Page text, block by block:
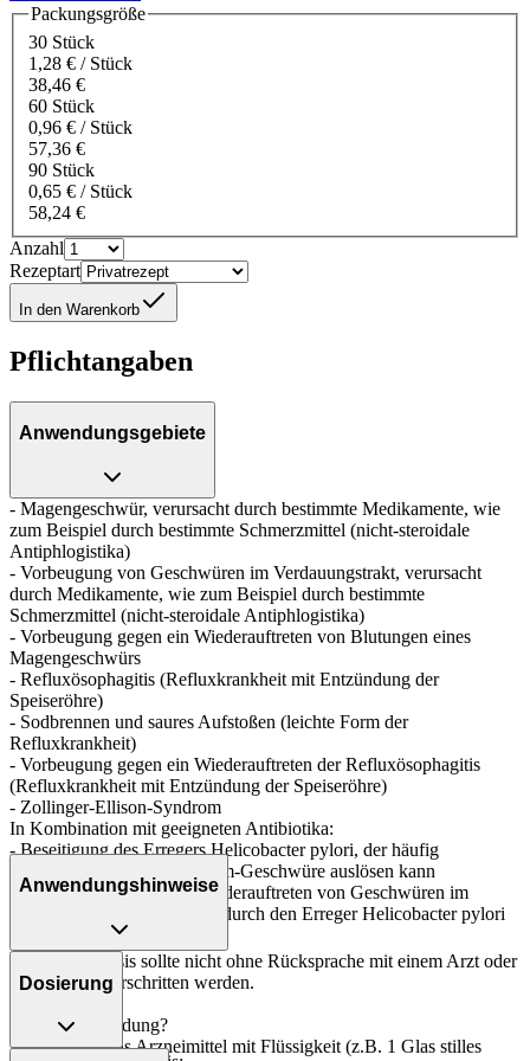
Packungsgröße
30 Stück
1,28 € / Stück
38,46 €
60 Stück
0,96 € / Stück
57,36 €
90 Stück
0,65 € / Stück
58,24 €
Anzahl
Rezeptart
In den Warenkorb
Pflichtangaben
Anwendungsgebiete
- Magengeschwür, verursacht durch bestimmte Medikamente, wie
zum Beispiel durch bestimmte Schmerzmittel (nicht-steroidale
Antiphlogistika)
- Vorbeugung von Geschwüren im Verdauungstrakt, verursacht
durch Medikamente, wie zum Beispiel durch bestimmte
Schmerzmittel (nicht-steroidale Antiphlogistika)
- Vorbeugung gegen ein Wiederauftreten von Blutungen eines
Magengeschwürs
- Refluxösophagitis (Refluxkrankheit mit Entzündung der
Speiseröhre)
- Sodbrennen und saures Aufstoßen (leichte Form der
Refluxkrankheit)
- Vorbeugung gegen ein Wiederauftreten der Refluxösophagitis
(Refluxkrankheit mit Entzündung der Speiseröhre)
- Zollinger-Ellison-Syndrom
In Kombination mit geeigneten Antibiotika:
- Beseitigung des Erregers Helicobacter pylori, der häufig
wiederkehrende Magen-Darm-Geschwüre auslösen kann
- Vorbeugung gegen ein Wiederauftreten von Geschwüren im
Verdauungstrakt, verursacht durch den Erreger Helicobacter pylori
Anwendungshinweise
Die Gesamtdosis sollte nicht ohne Rücksprache mit einem Arzt oder
Apotheker überschritten werden.
Art der Anwendung?
Nehmen Sie das Arzneimittel mit Flüssigkeit (z.B. 1 Glas stilles
Dosierung